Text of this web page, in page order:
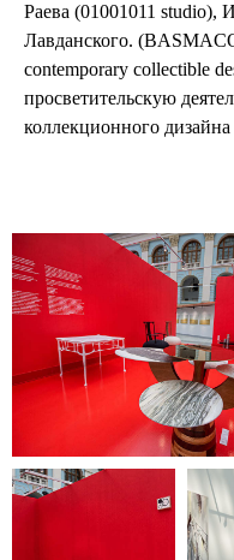
Раева (01001011 studio),
Лавданского.
contemporary collectible
просветительскую
коллекционного